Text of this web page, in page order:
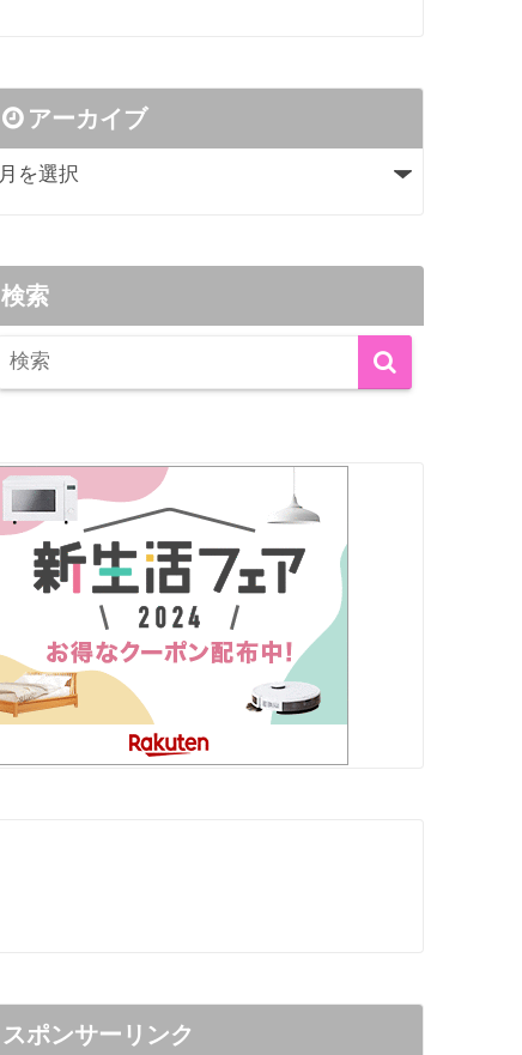
アーカイブ
検索
スポンサーリンク